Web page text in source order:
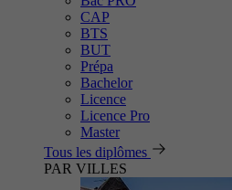
CAP
BTS
BUT
Prépa
Bachelor
Licence
Licence Pro
Master
Tous les diplômes
PAR VILLES